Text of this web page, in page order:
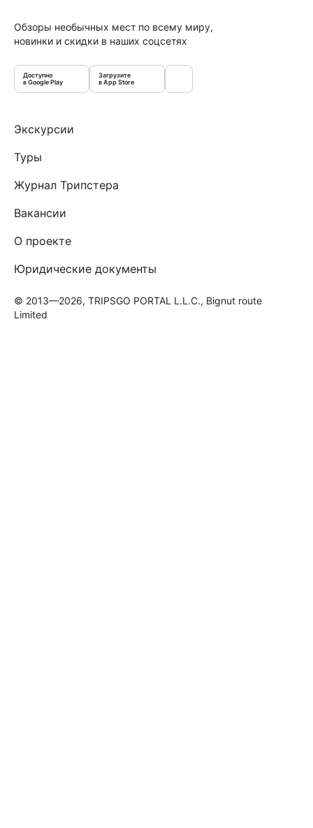
Обзоры необычных мест по всему миру,
новинки и скидки в наших соцсетях
Доступно
в Google Play
Загрузите
в App Store
Экскурсии
Туры
Журнал Трипстера
Вакансии
О проекте
Юридические документы
© 2013—2026, TRIPSGO PORTAL L.L.C., Bignut route
Limited